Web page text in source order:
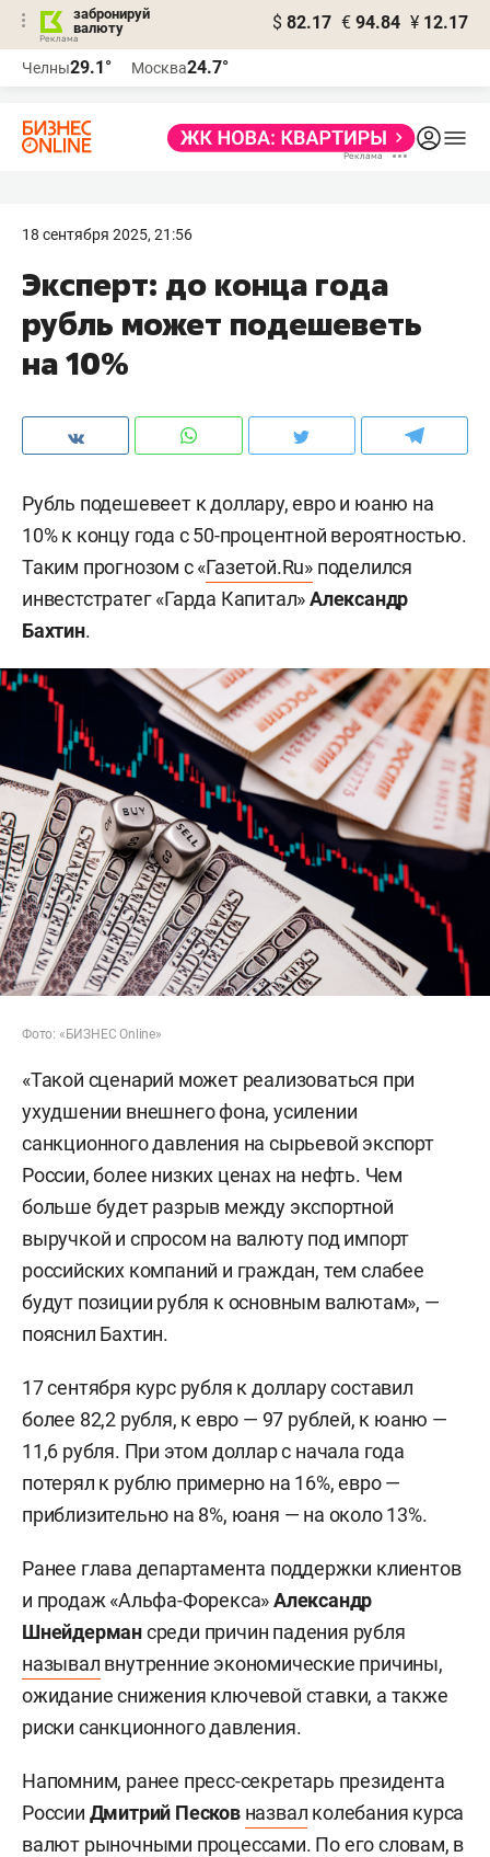
забронируй
валюту
$ 82.17 € 94.84 ¥ 12.17
Челны29.1° Москва24.7°
18 сентября 2025, 21:56
Эксперт: до конца года
рубль может подешеветь
на 10%
Рубль подешевеет к доллару, евро и юаню на
10% к концу года с 50-процентной вероятностью.
Таким прогнозом с «Газетой.Ru» поделился
инвестстратег «Гарда Капитал»Александр
Бахтин.
Фото: «БИЗНЕС Online»
«Такой сценарий может реализоваться при
ухудшении внешнего фона, усилении
санкционного давления на сырьевой экспорт
России, более низких ценах на нефть. Чем
больше будет разрыв между экспортной
выручкой и спросом на валюту под импорт
российских компаний и граждан, тем слабее
будут позиции рубля к основным валютам», —
пояснил Бахтин.
17 сентября курс рубля к доллару составил
более 82,2 рубля, к евро — 97 рублей, к юаню —
11,6 рубля. При этом доллар с начала года
потерял к рублю примерно на 16%, евро —
приблизительно на 8%, юаня — на около 13%.
Ранее глава департамента поддержки клиентов
и продаж «Альфа-Форекса»Александр
Шнейдермансреди причин падения рубля
называл внутренние экономические причины,
ожидание снижения ключевой ставки, а также
риски санкционного давления.
Напомним, ранее пресс-секретарь президента
России Дмитрий Песков назвал колебания курса
валют рыночными процессами. По его словам, в